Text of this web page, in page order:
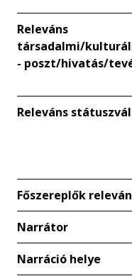
Releváns
társadalmi/
- poszt/hivatás/
Releváns
Főszereplők
Narrátor
Narráció helye